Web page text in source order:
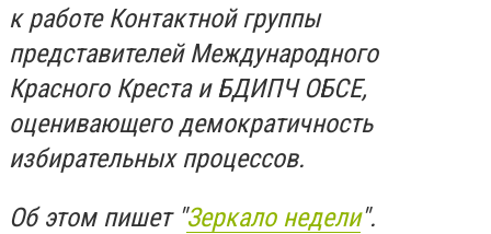
к работе Контактной группы
представителей Международного
Красного Креста и БДИПЧ ОБСЕ,
оценивающего демократичность
избирательных процессов.
Об этом пишет "Зеркало недели".